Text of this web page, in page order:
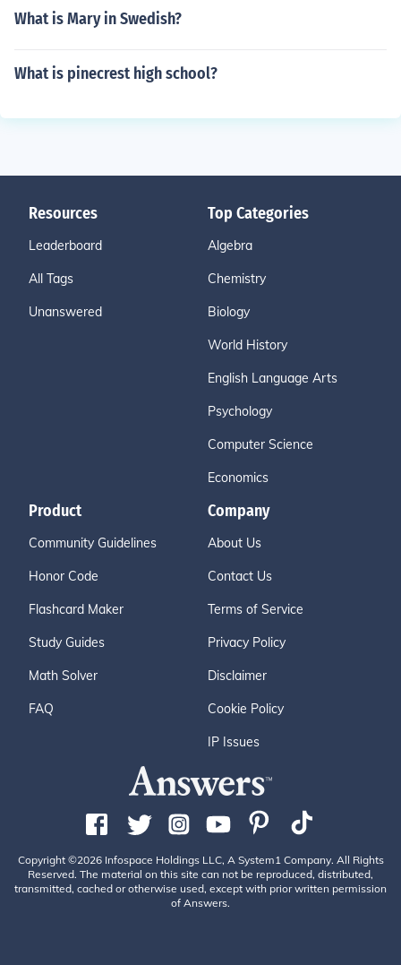
What is Mary in Swedish?
What is pinecrest high school?
Resources
Leaderboard
All Tags
Unanswered
Top Categories
Algebra
Chemistry
Biology
World History
English Language Arts
Psychology
Computer Science
Economics
Product
Community Guidelines
Honor Code
Flashcard Maker
Study Guides
Math Solver
FAQ
Company
About Us
Contact Us
Terms of Service
Privacy Policy
Disclaimer
Cookie Policy
IP Issues
Copyright ©2026 Infospace Holdings LLC, A System1 Company. All Rights
Reserved. The material on this site can not be reproduced, distributed,
transmitted, cached or otherwise used, except with prior written permission
of Answers.